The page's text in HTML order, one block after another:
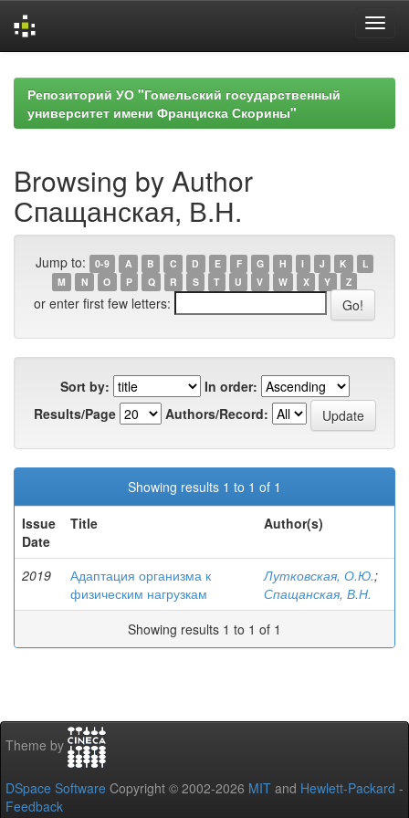
navigationРепозиторий УО "Гомельский государственный
университет имени Франциска Скорины"
Browsing by Author
Спащанская, В.Н.
Jump to: 0-9 A B C D E F G H I J K
L
M
N O P Q R S T U V W X Y Z
or enter first few letters:
Sort by:
In order:
Results/Page
Authors/Record:
Showing results 1 to 1 of 1
Issue
Date
Title Author(s)
2019
Адаптация организма к
физическим нагрузкам
Лутковская, О.Ю.;
Спащанская, В.Н.
Showing results 1 to 1 of 1
Theme by
DSpace Software Copyright © 2002-2026 MIT and Hewlett-Packard -
Feedback